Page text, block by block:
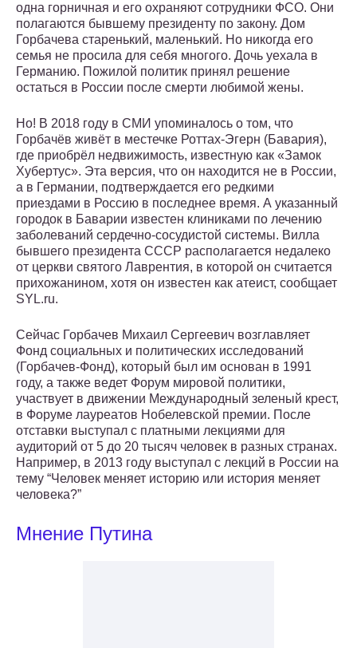
одна горничная и его охраняют сотрудники ФСО. Они
полагаются бывшему президенту по закону. Дом
Горбачева старенький, маленький. Но никогда его
семья не просила для себя многого. Дочь уехала в
Германию. Пожилой политик принял решение
остаться в России после смерти любимой жены.
Но! В 2018 году в СМИ упоминалось о том, что
Горбачёв живёт в местечке Роттах-Эгерн (Бавария),
где приобрёл недвижимость, известную как «Замок
Хубертус». Эта версия, что он находится не в России,
а в Германии, подтверждается его редкими
приездами в Россию в последнее время. А указанный
городок в Баварии известен клиниками по лечению
заболеваний сердечно-сосудистой системы. Вилла
бывшего президента СССР располагается недалеко
от церкви святого Лаврентия, в которой он считается
прихожанином, хотя он известен как атеист, сообщает
SYL.ru.
Сейчас Горбачев Михаил Сергеевич возглавляет
Фонд социальных и политических исследований
(Горбачев-Фонд), который был им основан в 1991
году, а также ведет Форум мировой политики,
участвует в движении Международный зеленый крест,
в Форуме лауреатов Нобелевской премии. После
отставки выступал с платными лекциями для
аудиторий от 5 до 20 тысяч человек в разных странах.
Например, в 2013 году выступал с лекций в России на
тему “Человек меняет историю или история меняет
человека?”
Мнение Путина